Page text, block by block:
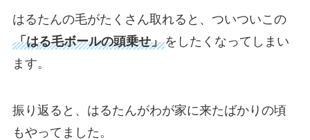
はるたんの毛がたくさん取れると、ついついこの
「はる毛ボールの頭乗せ」をしたくなってしまい
ます。
振り返ると、はるたんがわが家に来たばかりの頃
もやってました。